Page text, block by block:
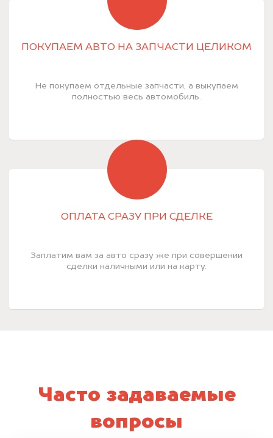
ПОКУПАЕМ АВТО НА ЗАПЧАСТИ ЦЕЛИКОМ
Не покупаем отдельные запчасти, а выкупаем
полностью весь автомобиль.
ОПЛАТА СРАЗУ ПРИ СДЕЛКЕ
Заплатим вам за авто сразу же при совершении
сделки наличными или на карту.
Часто задаваемые
вопросы